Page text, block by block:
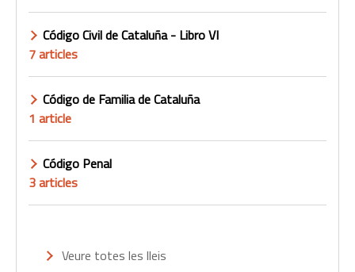
Código Civil de Cataluña - Libro VI
7 articles
Código de Familia de Cataluña
1 article
Código Penal
3 articles
Veure totes les lleis